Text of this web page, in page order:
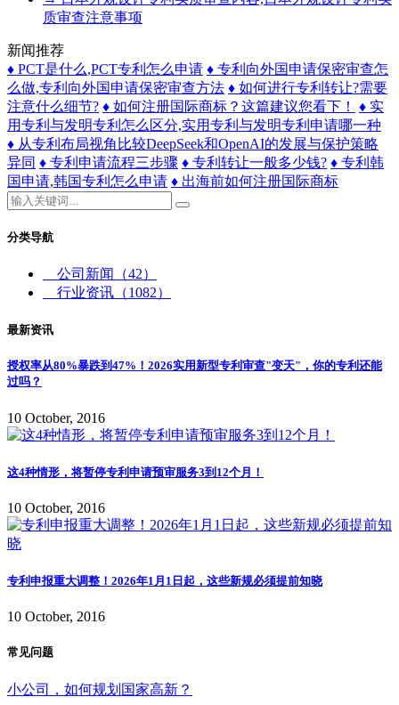
质审查注意事项
新闻推荐
♦ PCT是什么,PCT专利怎么申请 ♦ ​专利向外国申请保密审查怎
么做,专利向外国申请保密审查方法 ♦ 如何进行专利转让?需要
注意什么细节? ♦ 如何注册国际商标？这篇建议您看下！
♦ 实
用专利与发明专利怎么区分,实用专利与发明专利申请哪一种
♦ 从专利布局视角比较DeepSeek和OpenAI的发展与保护策略
异同 ♦ 专利申请流程三步骤 ♦ 专利转让一般多少钱? ♦ 专利韩
国申请,韩国专利怎么申请 ♦ 出海前如何注册国际商标
分类导航
公司新闻
（42）
行业资讯 （1082）
最新资讯
授权率从80%暴跌到47%！2026实用新型专利审查"变天"，你的专利还能
过吗？
10 October, 2016
这4种情形，将暂停专利申请预审服务3到12个月！
10 October, 2016
专利申报重大调整！2026年1月1日起，这些新规必须提前知晓
10 October, 2016
常见问题
小公司，如何规划国家高新？